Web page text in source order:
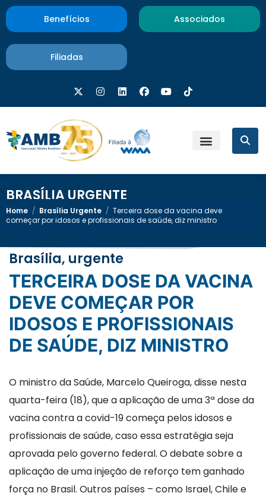
Benefícios Associados
Filiadas
BRASÍLIA URGENTE
Home / Brasília Urgente / Terceira dose da vacina deve
começar por idosos e profissionais de saúde, diz ministro
Brasília, urgente
TERCEIRA DOSE DA VACINA
DEVE COMEÇAR POR
IDOSOS E PROFISSIONAIS
DE SAÚDE, DIZ MINISTRO
O ministro da Saúde, Marcelo Queiroga, disse nesta
quarta-feira (18), que a aplicação de uma 3ª dose da
vacina contra a covid-19 começa pelos idosos e
profissionais de saúde, caso essa estratégia seja
aprovada pelo governo federal. O debate sobre a
aplicação de uma injeção de reforço tem ganhado
força no Brasil. Outros países – como Israel, Chile e